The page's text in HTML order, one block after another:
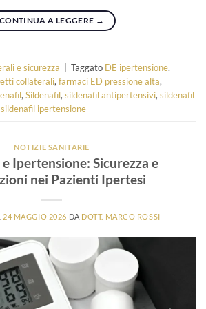
CONTINUA A LEGGERE →
e sicurezza Taggato DE ipertensione,
collaterali,farmaci ED pressione alta,
,Sildenafil,sildenafil antipertensivi,sildenafil
sildenafil ipertensione
NOTIZIE SANITARIE
Ipertensione: Sicurezza e
nei Pazienti Ipertesi
24 MAGGIO 2026 DA DOTT. MARCO ROSSI